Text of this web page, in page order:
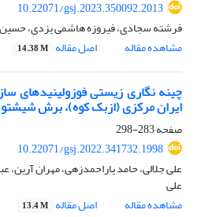
10.22071/gsj.2023.350092.2013
فرشته سجادی، فیروزه هاشمی یزدی،
مشاهده مقاله
اصل مقاله 14.38 M
چینه نگاری زیستی فوزولینیدهای
ایران مرکزی (ازبک کوه)، برش شیشتو
صفحه283-298
10.22071/gsj.2022.341732.1998
علی جلالی، حامد یاراحمدزهی، مهران
علی
مشاهده مقاله
اصل مقاله 13.4 M